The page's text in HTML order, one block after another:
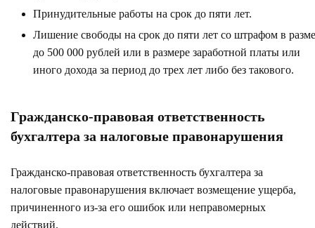
Принудительные работы на срок до пяти лет.
Лишение свободы на срок до пяти лет со штрафом в
до 500 000 рублей или в размере заработной платы или
иного дохода за период до трех лет либо без такового.
Гражданско-правовая ответственность
бухгалтера за налоговые правонарушения
Гражданско-правовая ответственность бухгалтера за
налоговые правонарушения включает возмещение ущерба,
причиненного из-за его ошибок или неправомерных
действий.